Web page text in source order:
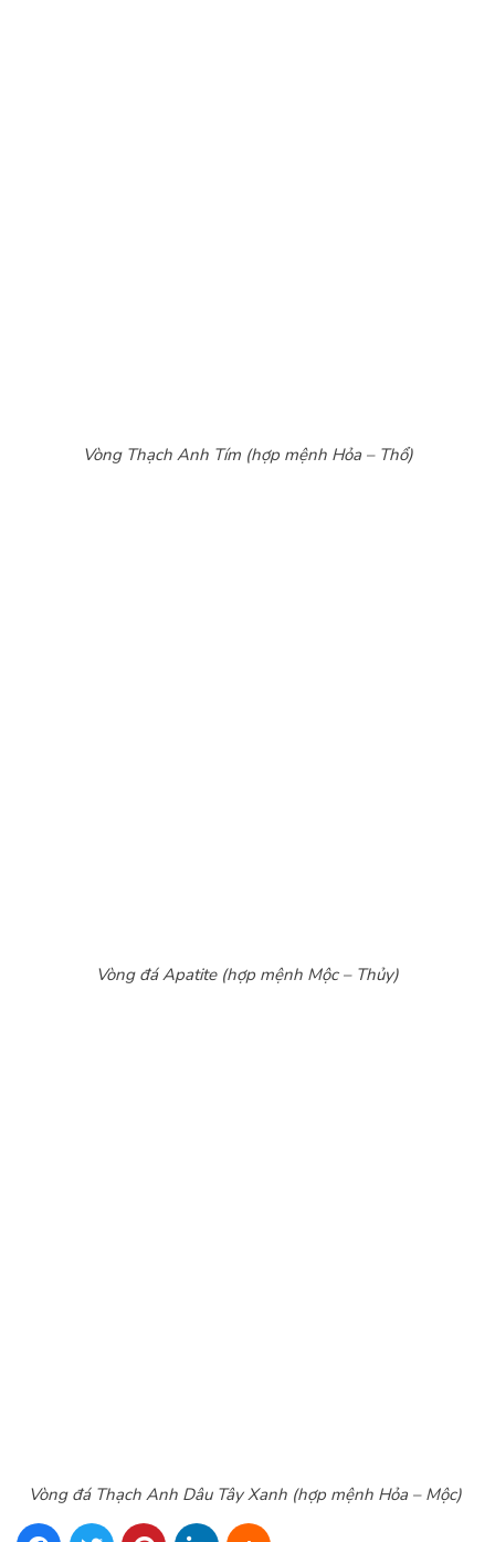
Vòng Thạch Anh Tím (hợp mệnh Hỏa – Thổ)
Vòng đá Apatite (hợp mệnh Mộc – Thủy)
Vòng đá Thạch Anh Dâu Tây Xanh (hợp mệnh Hỏa – Mộc)